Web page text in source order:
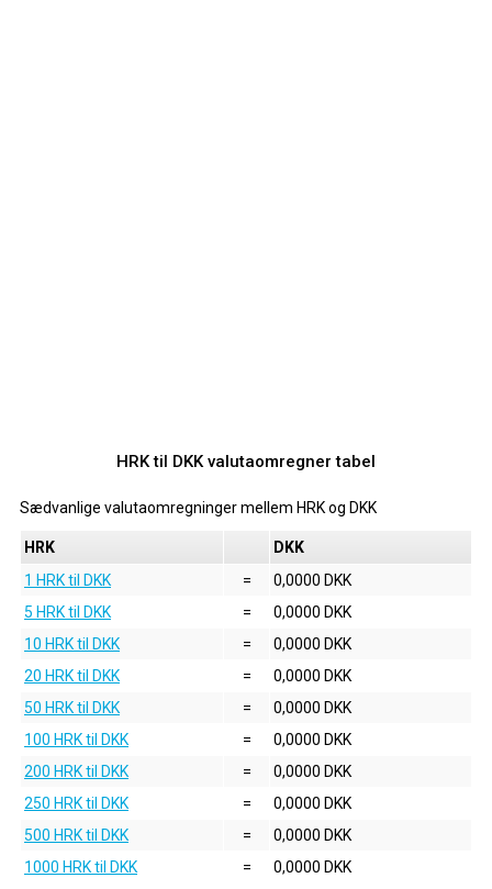
HRK til DKK valutaomregner tabel
Sædvanlige valutaomregninger mellem HRKog DKK
HRK
DKK
1 HRK til DKK
=
0,0000 DKK
5 HRK til DKK
=
0,0000 DKK
10 HRK til DKK
=
0,0000 DKK
20 HRK til DKK
=
0,0000 DKK
50 HRK til DKK
=
0,0000 DKK
100 HRK til DKK
=
0,0000 DKK
200 HRK til DKK
=
0,0000 DKK
250 HRK til DKK
=
0,0000 DKK
500 HRK til DKK
=
0,0000 DKK
1000 HRK til DKK
= 0,0000 DKK